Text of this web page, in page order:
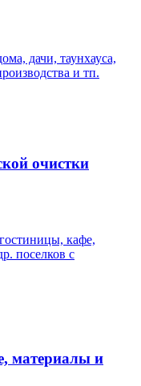
дачи, таунхауса,
и тп.
очистки
кафе,
поселков с
материалы и